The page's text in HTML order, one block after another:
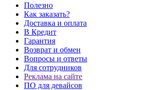
Полезно
Как заказать?
Доставка и оплата
В Кредит
Гарантия
Возврат и обмен
Вопросы и ответы
Для сотрудников
Реклама на сайте
ПО для девайсов